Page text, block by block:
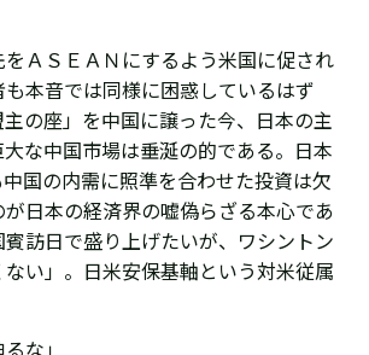
ＡＳＥＡＮにするよう米国に促され
も本音では同様に困惑しているはず
の座」を中国に譲った今、日本の主
な中国市場は垂涎の的である。日本
国の内需に照準を合わせた投資は欠
日本の経済界の嘘偽らざる本心であ
賓訪日で盛り上げたいが、ワシントン
い」。日米安保基軸という対米従属